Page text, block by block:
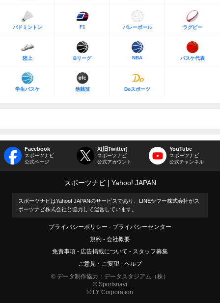
バドミントン F1 バレーボール ラグビー
陸上 Bリーグ NBA バスケ代表
学生バスケ 他競技 Doスポーツ
Facebook
スポーツナビ
公式ページ
X(旧Twitter)
スポーツナビ
公式アカウント
YouTube
スポーツナビ
公式チャンネル
スポーツナビ Yahoo! JAPAN
スポーツナビはYahoo! JAPANのサービスであり、LINEヤフー株式会社がス
ポーツナビ株式会社と協力して運営しています。
プライバシーポリシー
プライバシーセンター
規約
会社概要
免責事項
広告掲載について
スタッフ募集
ご意見・ご要望
ヘルプ
© データ制作協力：データスタジアム（株）
© Sportsnavi
© LY Corporation